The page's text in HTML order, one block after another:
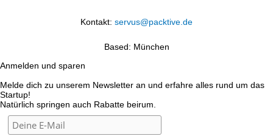
Kontakt: servus@packtive.de
Based: München
Anmelden und sparen
Melde dich zu unserem Newsletter an und erfahre alles rund um das
Startup!
Natürlich springen auch Rabatte beirum.